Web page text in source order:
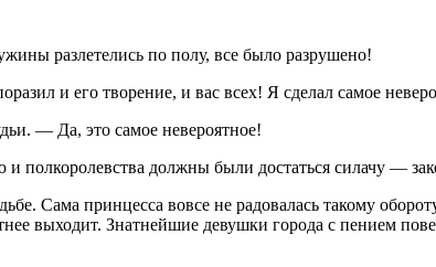
разлетелись по полу, все было разрушено!
и его творение, и вас всех! Я сделал самое
— Да, это самое невероятное!
полкоролевства должны были достаться силачу —
Сама принцесса вовсе не радовалась такому
выходит. Знатнейшие девушки города с пением